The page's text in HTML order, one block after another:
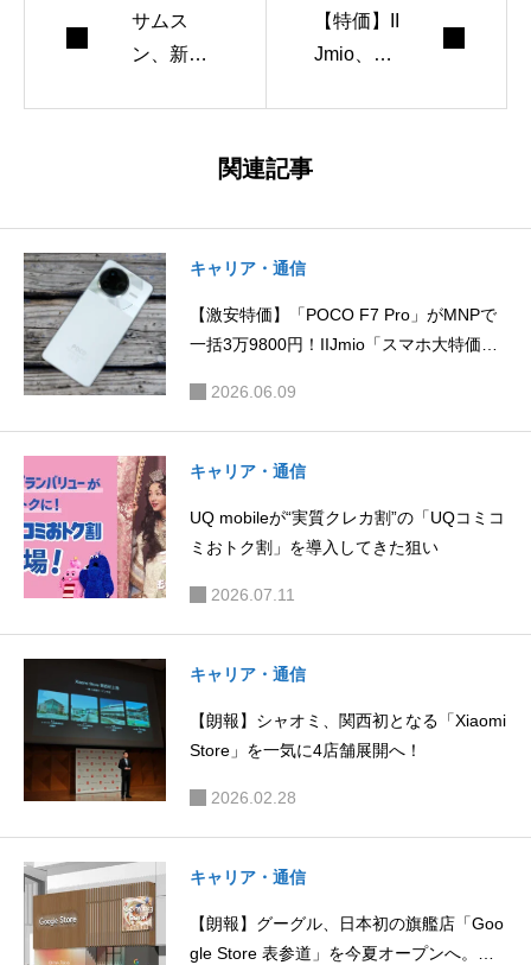
エイターとしても
活動中です。
サムス
ン、新型
しいアス
ペクト比
を採用か
【特価】II
Jmio、
関連記事
キャリア・通信
【激安特価】「POCO F7 Pro」がMNPで
一括3万9800円！IIJmio「スマホ大特価セ
2026.06.09
キャリア・通信
UQ mobileが“実質クレカ割”の「UQコミコ
ミおトク割」を導入してきた狙い
2026.07.11
キャリア・通信
【朗報】シャオミ、関西初となる「Xiaomi
Store」を一気に4店舗展開へ！
2026.02.28
キャリア・通信
【朗報】グーグル、日本初の旗艦店「Goo
gle Store 表参道」を今夏オープンへ。最